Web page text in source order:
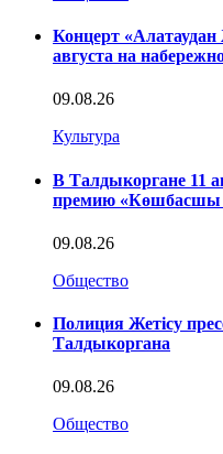
Концерт «Алатаудан
августа на
09.08.26
Культура
В Талдыкоргане 11
премию «Көшбасшы
09.08.26
Общество
Полиция Жетісу
Талдыкоргана
09.08.26
Общество